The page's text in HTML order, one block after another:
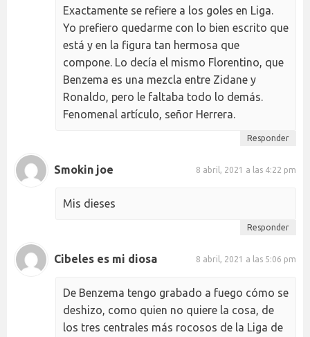
Exactamente se refiere a los goles en Liga.
Yo prefiero quedarme con lo bien escrito que
está y en la figura tan hermosa que
compone. Lo decía el mismo Florentino, que
Benzema es una mezcla entre Zidane y
Ronaldo, pero le faltaba todo lo demás.
Fenomenal artículo, señor Herrera.
Responder
Smokin joe 8 abril, 2021 a las 4:22 pm
Mis dieses
Responder
Cibeles es mi diosa 8 abril, 2021 a las 5:06 pm
De Benzema tengo grabado a fuego cómo se
deshizo, como quien no quiere la cosa, de
los tres centrales más rocosos de la Liga de